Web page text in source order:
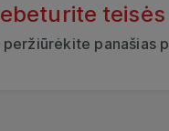
panašias